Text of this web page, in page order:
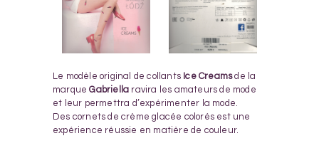
Le modèle original de collants Ice Creamsde la
marqueGabriella ravira les amateurs de mode
et leur permettra d’expérimenter la mode.
Des cornets de crème glacée colorés est une
expérience réussie en matière de couleur.